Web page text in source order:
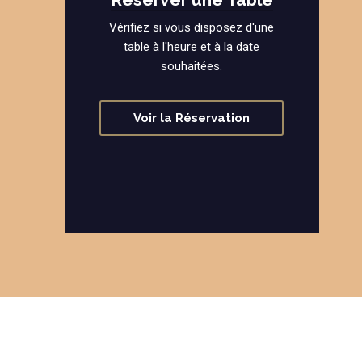
Vérifiez si vous disposez d'une
table à l'heure et à la date
souhaitées.
Voir la Réservation